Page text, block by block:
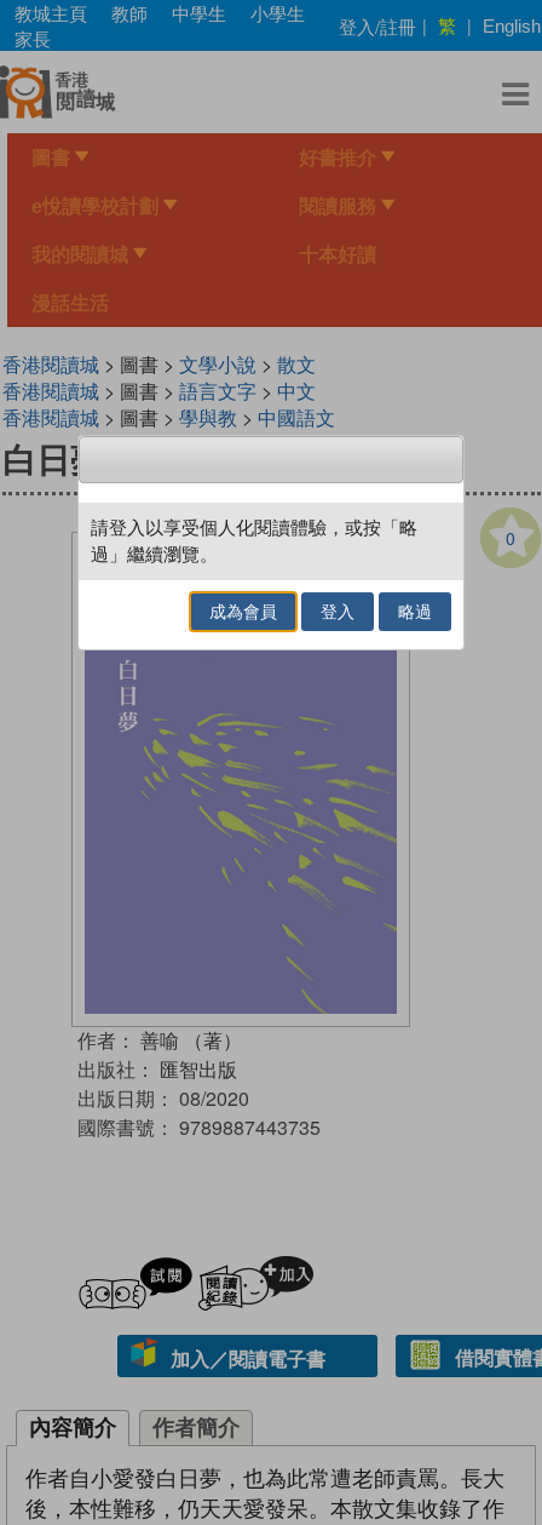
Skip
main
content
教城主頁 教師 中學生
小學生
家長
登入/註冊 | 繁 | English
圖書 好書推介
e悅讀學校計劃 閱讀服務
我的閱讀城 十本好讀
漫話生活
香港閱讀城> 圖書 > 文學小說 > 散文
香港閱讀城> 圖書 > 語言文字> 中文
香港閱讀城> 圖書 > 學與教 > 中國語文
白日夢
0
作者： 善喻 （著）
出版社： 匯智出版
出版日期： 08/2020
國際書號： 9789887443735
試閲
加入／閱讀電子書 借閱實體
內容簡介 作者簡介
作者自小愛發白日夢，也為此常遭老師責罵。長大
後，本性難移，仍天天愛發呆。本散文集收錄了作
請登入以享受個人化閱讀體驗，或按「略
過」繼續瀏覽。
成為會員 登入 略過